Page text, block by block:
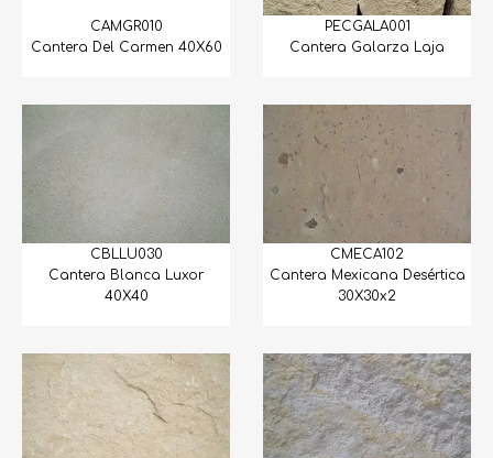
CAMGR010
Cantera Del Carmen 40X60
PECGALA001
Cantera Galarza Laja
CBLLU030
Cantera Blanca Luxor
40X40
CMECA102
Cantera Mexicana Desértica
30X30x2